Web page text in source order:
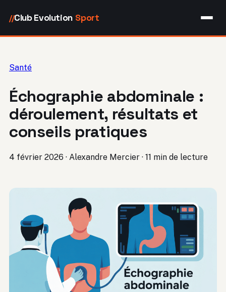
//Club Evolution Sport
Santé
Échographie abdominale :
déroulement, résultats et
conseils pratiques
4 février 2026 · Alexandre Mercier · 11 min de lecture